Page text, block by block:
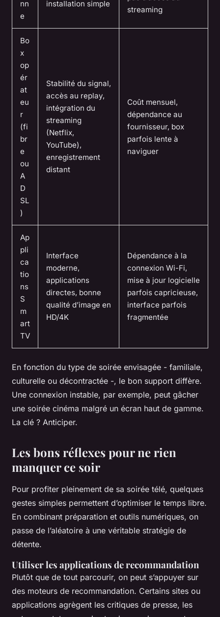
nn
e
installation simple
streaming
Bo
x
op
ér
at
eu
r
(fi
br
e
ou
A
D
SL
)
Stabilité du signal,
accès au replay,
intégration du
streaming
(Netflix,
YouTube),
enregistrement
distant
Coût mensuel,
dépendance au
fournisseur, box
parfois lente à
naviguer
Ap
pli
ca
tio
ns
S
m
art
TV
Interface
moderne,
applications
directes, bonne
qualité d’image en
HD/4K
Dépendance à la
connexion Wi-Fi,
mise à jour logicielle
parfois capricieuse,
interface parfois
fragmentée
En fonction du type de soirée envisagée - familiale,
culturelle ou décontractée -, le bon support diffère.
Une connexion instable, par exemple, peut gâcher
une soirée cinéma malgré un écran haut de gamme.
La clé ? Anticiper.
Les bons réflexes pour ne rien
manquer ce soir
Pour profiter pleinement de sa soirée télé, quelques
gestes simples permettent d’optimiser le temps libre.
En combinant préparation et outils numériques, on
passe de l’aléatoire à une véritable stratégie de
détente.
Utiliser les applications de recommandation
Plutôt que de tout parcourir, on peut s’appuyer sur
des moteurs de recommandation. Certains sites ou
applications agrègent les critiques de presse, les